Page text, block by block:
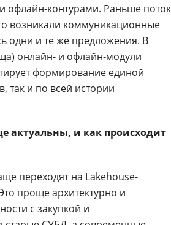
офлайн-контурами. Раньше
возникали коммуникационные
одни и те же предложения. В
онлайн- и офлайн-модули
формирование единой
так и по всей истории
актуальны, и как происходит
переходят на Lakehouse-
проще архитектурно и
с закупкой и